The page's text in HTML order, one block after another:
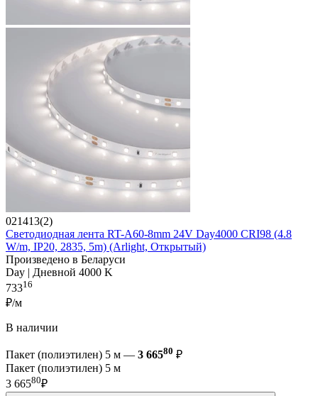
021413(2)
Светодиодная лента RT-A60-8mm 24V Day4000 CRI98 (4.8
W/m, IP20, 2835, 5m) (Arlight, Открытый)
Произведено в Беларуси
Day | Дневной 4000 K
73316
₽/м
В наличии
Пакет (полиэтилен) 5 м — 3 66580 ₽
Пакет (полиэтилен) 5 м
3 66580₽